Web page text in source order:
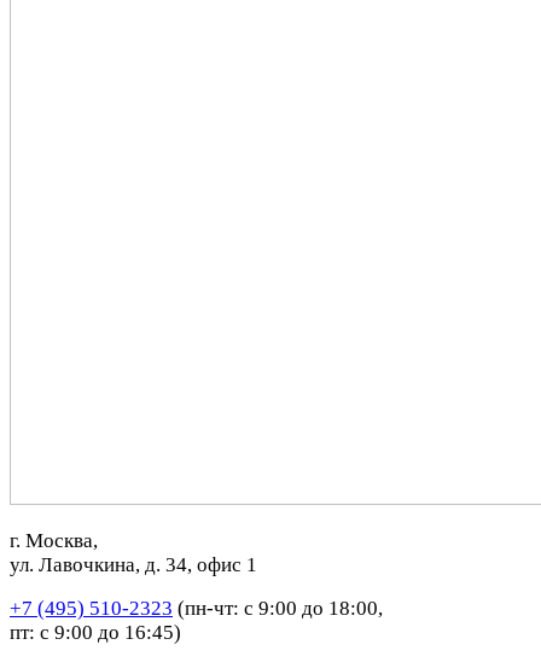
г. Москва,
ул. Лавочкина, д. 34, офис 1
+7 (495) 510-2323 (пн-чт: с 9:00 до 18:00,
пт: с 9:00 до 16:45)